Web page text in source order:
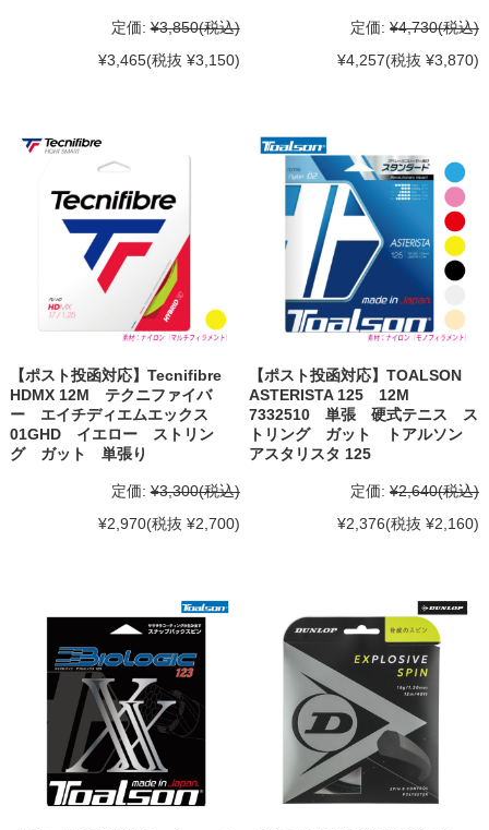
定価: ¥3,850(税込)
¥3,465(税抜 ¥3,150)
定価: ¥4,730(税込)
¥4,257(税抜 ¥3,870)
【ポスト投函対応】Tecnifibre
HDMX 12M テクニファイバ
ー エイチディエムエックス
01GHD イエロー ストリン
グ ガット 単張り
定価: ¥3,300(税込)
¥2,970(税抜 ¥2,700)
【ポスト投函対応】TOALSON
ASTERISTA 125 12M
7332510 単張 硬式テニス ス
トリング ガット トアルソン
アスタリスタ 125
定価: ¥2,640(税込)
¥2,376(税抜 ¥2,160)